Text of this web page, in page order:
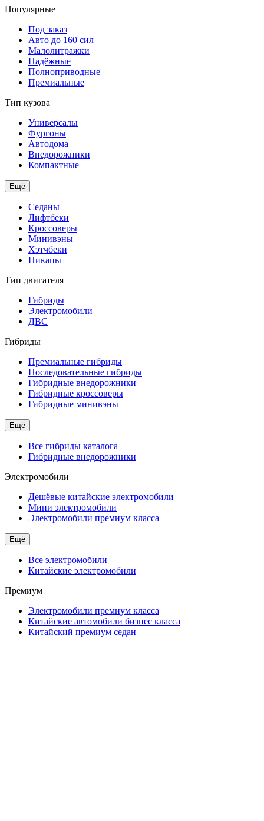
Популярные
Под заказ
Авто до 160 сил
Малолитражки
Надёжные
Полноприводные
Премиальные
Тип кузова
Универсалы
Фургоны
Автодома
Внедорожники
Компактные
Ещё
Седаны
Лифтбеки
Кроссоверы
Минивэны
Хэтчбеки
Пикапы
Тип двигателя
Гибриды
Электромобили
ДВС
Гибриды
Премиальные гибриды
Последовательные гибриды
Гибридные внедорожники
Гибридные кроссоверы
Гибридные минивэны
Ещё
Все гибриды каталога
Гибридные внедорожники
Электромобили
Дешёвые китайские электромобили
Мини электромобили
Электромобили премиум класса
Ещё
Все электромобили
Китайские электромобили
Премиум
Электромобили премиум класса
Китайские автомобили бизнес класса
Китайский премиум седан